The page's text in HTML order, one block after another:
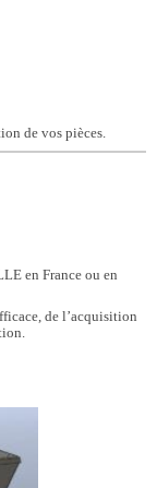
de vos pièces.
en France ou en
de l’acquisition